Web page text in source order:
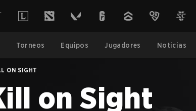
Torneos Equipos Jugadores Noticias
ON SIGHT
on Sight